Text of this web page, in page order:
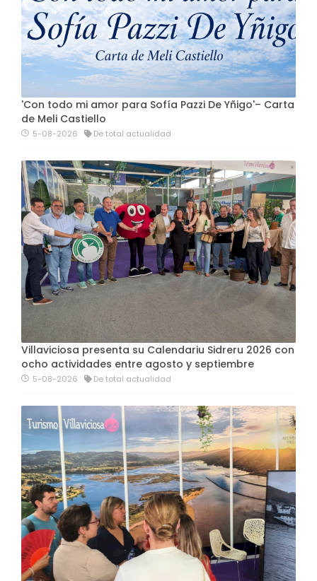
'Con todo mi amor para Sofía Pazzi De Yñigo'– Carta
de Meli Castiello
5-08-2026 De total actualidad
Villaviciosa presenta su Calendariu Sidreru 2026 con
ocho actividades entre agosto y septiembre
5-08-2026 De total actualidad